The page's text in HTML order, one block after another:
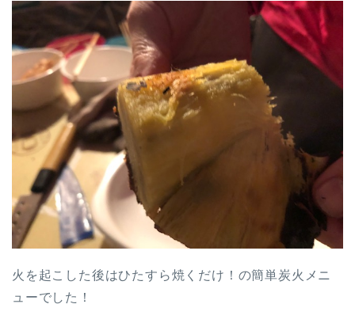
火を起こした後はひたすら焼くだけ！の簡単炭火メニ
ューでした！